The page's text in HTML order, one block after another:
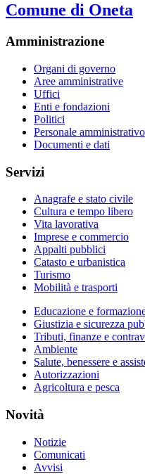
Comune di Oneta
Amministrazione
Organi di governo
Aree amministrative
Uffici
Enti e fondazioni
Politici
Personale amministrativo
Documenti e dati
Servizi
Anagrafe e stato civile
Cultura e tempo libero
Vita lavorativa
Imprese e commercio
Appalti pubblici
Catasto e urbanistica
Turismo
Mobilità e trasporti
Educazione e
Giustizia e sicurezza
Tributi, finanze e
Ambiente
Salute, benessere e
Autorizzazioni
Agricoltura e pesca
Novità
Notizie
Comunicati
Avvisi